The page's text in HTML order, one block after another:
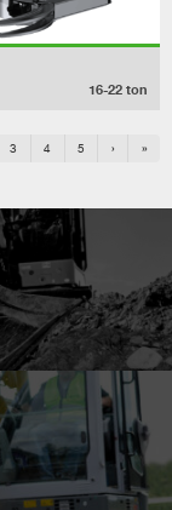
16-22 ton
3 4 5 › »